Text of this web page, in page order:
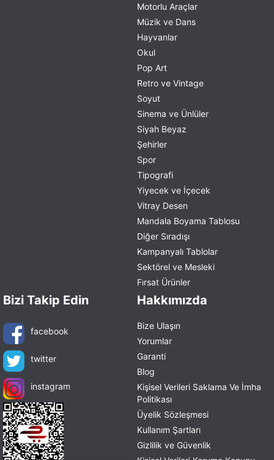
Motorlu Araçlar
Müzik ve Dans
Hayvanlar
Okul
Pop Art
Retro ve Vintage
Soyut
Sinema ve Ünlüler
Siyah Beyaz
Şehirler
Spor
Tipografi
Yiyecek ve İçecek
Vitray Desen
Mandala Boyama Tablosu
Diğer Sıradışı
Kampanyalı Tablolar
Sektörel ve Mesleki
Fırsat Ürünler
Bizi Takip Edin
facebook
twitter
instagram
Hakkımızda
Bize Ulaşın
Yorumlar
Garanti
Blog
Kişisel Verileri Saklama Ve İmha
Politikası
Üyelik Sözleşmesi
Kullanım Şartları
Gizlilik ve Güvenlik